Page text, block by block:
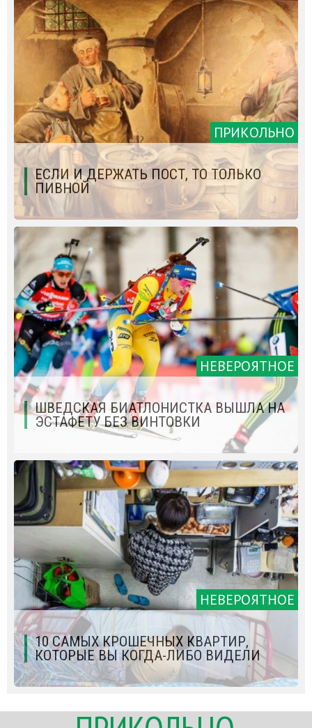
ПРИКОЛЬНО
ЕСЛИ И ДЕРЖАТЬ ПОСТ, ТО ТОЛЬКО
ПИВНОЙ
НЕВЕРОЯТНОЕ
ШВЕДСКАЯ БИАТЛОНИСТКА ВЫШЛА НА
ЭСТАФЕТУ БЕЗ ВИНТОВКИ
НЕВЕРОЯТНОЕ
10 САМЫХ КРОШЕЧНЫХ КВАРТИР,
КОТОРЫЕ ВЫ КОГДА-ЛИБО ВИДЕЛИ